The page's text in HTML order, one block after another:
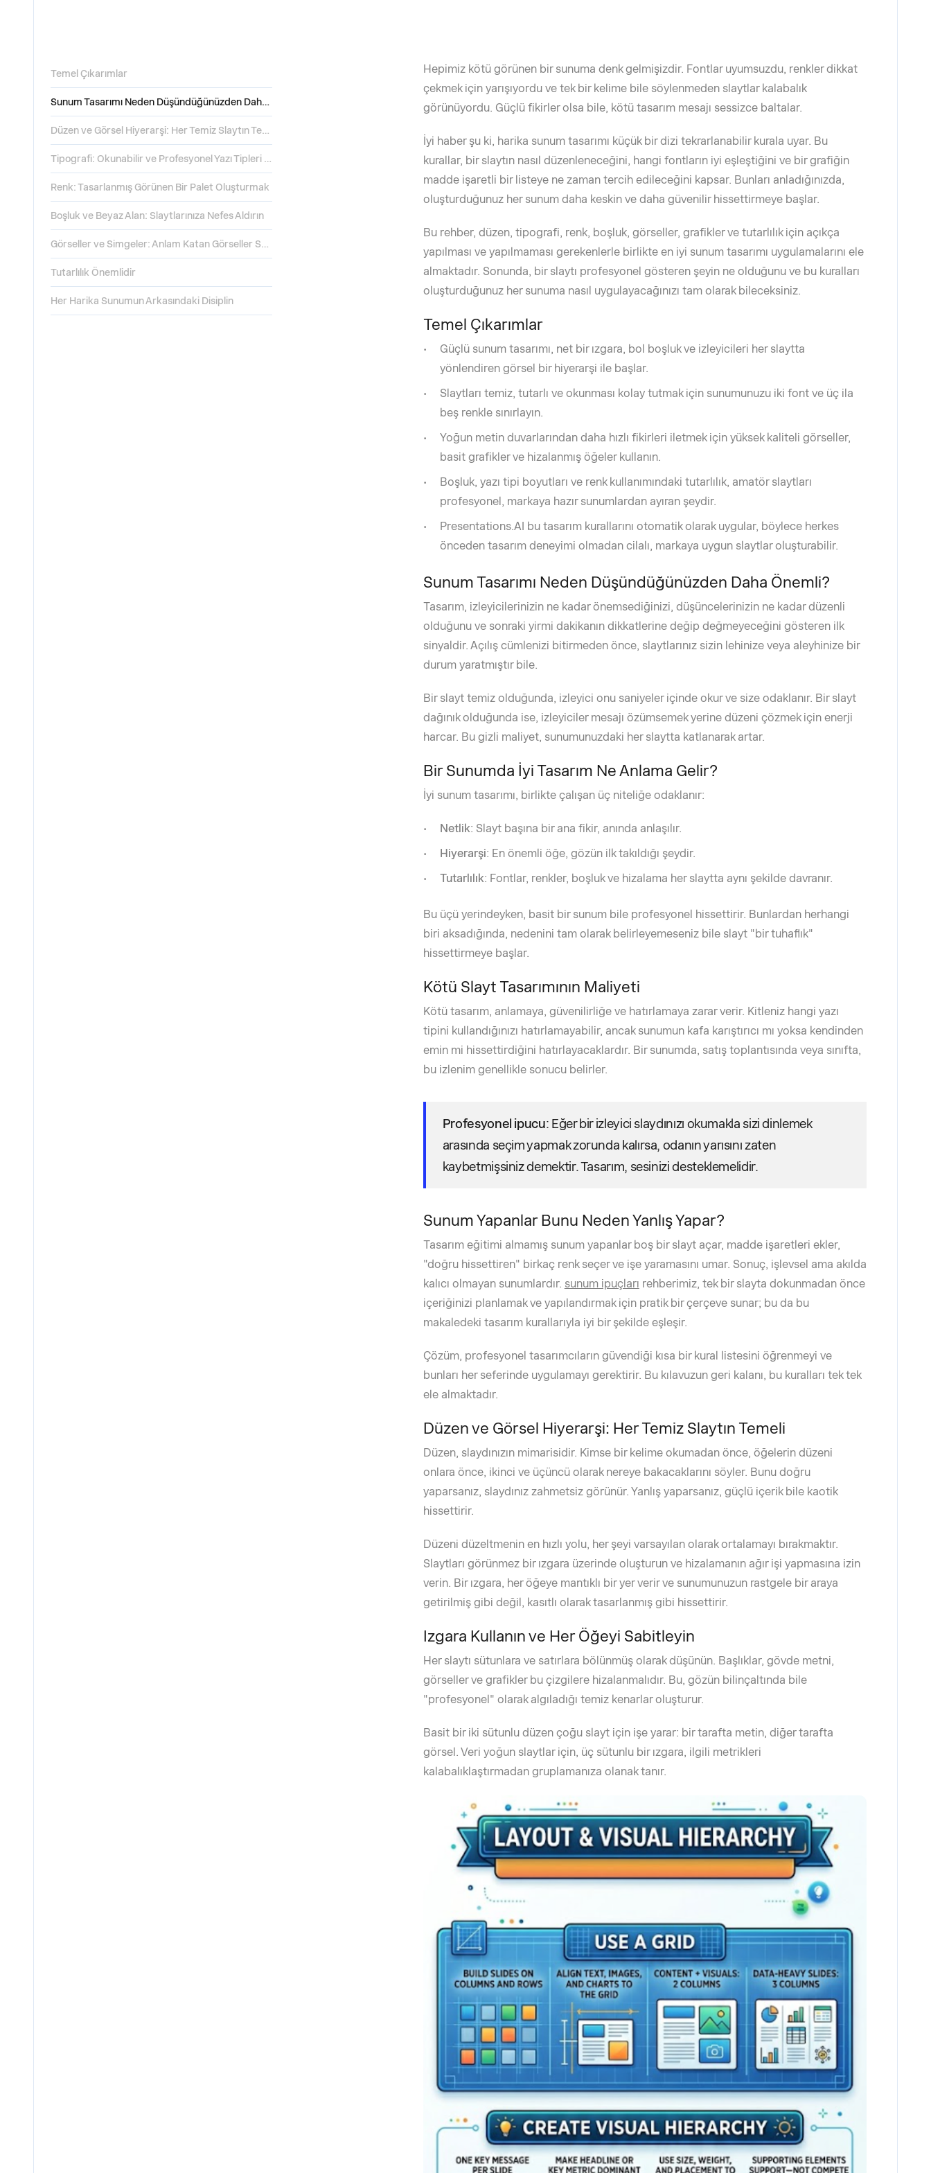
Temel Çıkarımlar
Sunum Tasarımı Neden Düşündüğünüzden Daha Önemli?
Renk: Tasarlanmış Görünen Bir Palet Oluşturmak
Boşluk ve Beyaz Alan: Slaytlarınıza Nefes Aldırın
Tutarlılık Önemlidir
Her Harika Sunumun Arkasındaki Disiplin
Hepimiz kötü görünen bir sunuma denk gelmişizdir. Fontlar uyumsuzdu, renkler dikkat
çekmek için yarışıyordu ve tek bir kelime bile söylenmeden slaytlar kalabalık
görünüyordu. Güçlü fikirler olsa bile, kötü tasarım mesajı sessizce baltalar.
İyi haber şu ki, harika sunum tasarımı küçük bir dizi tekrarlanabilir kurala uyar. Bu
kurallar, bir slaytın nasıl düzenleneceğini, hangi fontların iyi eşleştiğini ve bir grafiğin
madde işaretli bir listeye ne zaman tercih edileceğini kapsar. Bunları anladığınızda,
oluşturduğunuz her sunum daha keskin ve daha güvenilir hissettirmeye başlar.
Bu rehber, düzen, tipografi, renk, boşluk, görseller, grafikler ve tutarlılık için açıkça
yapılması ve yapılmaması gerekenlerle birlikte en iyi sunum tasarımı uygulamalarını ele
almaktadır. Sonunda, bir slaytı profesyonel gösteren şeyin ne olduğunu ve bu kuralları
oluşturduğunuz her sunuma nasıl uygulayacağınızı tam olarak bileceksiniz.
Temel Çıkarımlar
Güçlü sunum tasarımı, net bir ızgara, bol boşluk ve izleyicileri her slaytta
yönlendiren görsel bir hiyerarşi ile başlar.
Slaytları temiz, tutarlı ve okunması kolay tutmak için sunumunuzu iki font ve üç ila
beş renkle sınırlayın.
Yoğun metin duvarlarından daha hızlı fikirleri iletmek için yüksek kaliteli görseller,
basit grafikler ve hizalanmış öğeler kullanın.
Boşluk, yazı tipi boyutları ve renk kullanımındaki tutarlılık, amatör slaytları
profesyonel, markaya hazır sunumlardan ayıran şeydir.
Presentations.AI bu tasarım kurallarını otomatik olarak uygular, böylece herkes
önceden tasarım deneyimi olmadan cilalı, markaya uygun slaytlar oluşturabilir.
Sunum Tasarımı Neden Düşündüğünüzden Daha Önemli?
Tasarım, izleyicilerinizin ne kadar önemsediğinizi, düşüncelerinizin ne kadar düzenli
olduğunu ve sonraki yirmi dakikanın dikkatlerine değip değmeyeceğini gösteren ilk
sinyaldir. Açılış cümlenizi bitirmeden önce, slaytlarınız sizin lehinize veya aleyhinize bir
durum yaratmıştır bile.
Bir slayt temiz olduğunda, izleyici onu saniyeler içinde okur ve size odaklanır. Bir slayt
dağınık olduğunda ise, izleyiciler mesajı özümsemek yerine düzeni çözmek için enerji
harcar. Bu gizli maliyet, sunumunuzdaki her slaytta katlanarak artar.
Bir Sunumda İyi Tasarım Ne Anlama Gelir?
İyi sunum tasarımı, birlikte çalışan üç niteliğe odaklanır:
Netlik: Slayt başına bir ana fikir, anında anlaşılır.
Hiyerarşi: En önemli öğe, gözün ilk takıldığı şeydir.
Tutarlılık: Fontlar, renkler, boşluk ve hizalama her slaytta aynı şekilde davranır.
Bu üçü yerindeyken, basit bir sunum bile profesyonel hissettirir. Bunlardan herhangi
biri aksadığında, nedenini tam olarak belirleyemeseniz bile slayt "bir tuhaflık"
hissettirmeye başlar.
Kötü Slayt Tasarımının Maliyeti
Kötü tasarım, anlamaya, güvenilirliğe ve hatırlamaya zarar verir. Kitleniz hangi yazı
tipini kullandığınızı hatırlamayabilir, ancak sunumun kafa karıştırıcı mı yoksa kendinden
emin mi hissettirdiğini hatırlayacaklardır. Bir sunumda, satış toplantısında veya sınıfta,
bu izlenim genellikle sonucu belirler.
Profesyonel ipucu: Eğer bir izleyici slaydınızı okumakla sizi dinlemek
arasında seçim yapmak zorunda kalırsa, odanın yarısını zaten
kaybetmişsiniz demektir. Tasarım, sesinizi desteklemelidir.
Sunum Yapanlar Bunu Neden Yanlış Yapar?
Tasarım eğitimi almamış sunum yapanlar boş bir slayt açar, madde işaretleri ekler,
"doğru hissettiren" birkaç renk seçer ve işe yaramasını umar. Sonuç, işlevsel ama akılda
kalıcı olmayan sunumlardır. sunum ipuçları rehberimiz, tek bir slayta dokunmadan önce
içeriğinizi planlamak ve yapılandırmak için pratik bir çerçeve sunar; bu da bu
makaledeki tasarım kurallarıyla iyi bir şekilde eşleşir.
Çözüm, profesyonel tasarımcıların güvendiği kısa bir kural listesini öğrenmeyi ve
bunları her seferinde uygulamayı gerektirir. Bu kılavuzun geri kalanı, bu kuralları tek tek
ele almaktadır.
Düzen ve Görsel Hiyerarşi: Her Temiz Slaytın Temeli
Düzen, slaydınızın mimarisidir. Kimse bir kelime okumadan önce, öğelerin düzeni
onlara önce, ikinci ve üçüncü olarak nereye bakacaklarını söyler. Bunu doğru
yaparsanız, slaydınız zahmetsiz görünür. Yanlış yaparsanız, güçlü içerik bile kaotik
hissettirir.
Düzeni düzeltmenin en hızlı yolu, her şeyi varsayılan olarak ortalamayı bırakmaktır.
Slaytları görünmez bir ızgara üzerinde oluşturun ve hizalamanın ağır işi yapmasına izin
verin. Bir ızgara, her öğeye mantıklı bir yer verir ve sunumunuzun rastgele bir araya
getirilmiş gibi değil, kasıtlı olarak tasarlanmış gibi hissettirir.
Izgara Kullanın ve Her Öğeyi Sabitleyin
Her slaytı sütunlara ve satırlara bölünmüş olarak düşünün. Başlıklar, gövde metni,
görseller ve grafikler bu çizgilere hizalanmalıdır. Bu, gözün bilinçaltında bile
"profesyonel" olarak algıladığı temiz kenarlar oluşturur.
Basit bir iki sütunlu düzen çoğu slayt için işe yarar: bir tarafta metin, diğer tarafta
görsel. Veri yoğun slaytlar için, üç sütunlu bir ızgara, ilgili metrikleri
kalabalıklaştırmadan gruplamanıza olanak tanır.